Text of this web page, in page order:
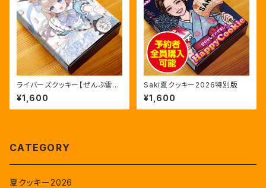
ライバーズクッキー【ぜんぶ雪の
せい！】第二弾通常版
¥1,600
Saki夏クッキー2026特別版
¥1,600
CATEGORY
夏クッキー2026